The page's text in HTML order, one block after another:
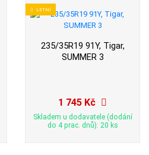
LETNÍ
235/35R19 91Y, Tigar,
SUMMER 3
1 745 Kč
Skladem u dodavatele (dodání
do 4 prac. dnů): 20 ks